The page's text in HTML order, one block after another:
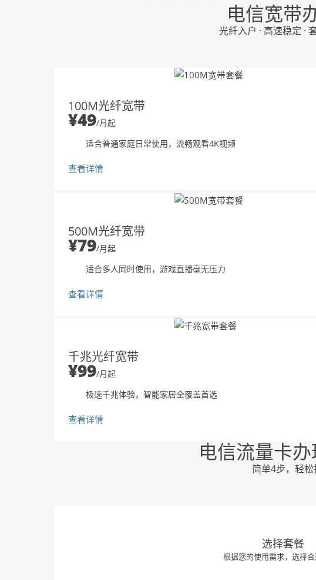
电信宽带
光纤入户 · 高速稳定 ·
100M光纤宽带
¥49/月起
适合普通家庭日常使用，流畅观看4K视频
查看详情
500M光纤宽带
¥79/月起
适合多人同时使用，游戏直播毫无压力
查看详情
千兆光纤宽带
¥99/月起
极速千兆体验，智能家居全覆盖首选
查看详情
电信流量卡
简单4步，轻松
选择套餐
根据您的使用需求，选择